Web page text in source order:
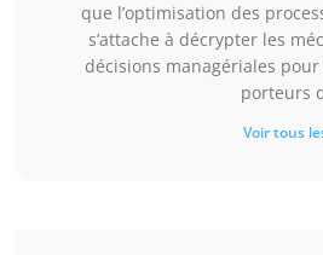
que l’optimisation des
s’attache à décrypter les
décisions managériales
porteurs
Voir tous